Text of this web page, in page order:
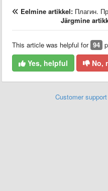
Eelmine artikkel: Плагин.
Järgmine
This article was helpful for 94
Yes, helpful No,
Customer